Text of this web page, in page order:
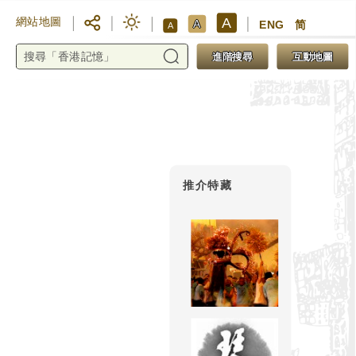
網站地圖 A A A ENG 简
進階搜尋 互動地圖
推介特藏